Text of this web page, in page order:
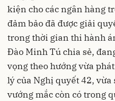
kiện cho các ngân hàng
đảm bảo đã được giải
trong thời gian thi hành
Đào Minh Tú chia sẻ,
vọng theo hướng vừa
lý của Nghị quyết 42,
vướng mắc còn có trong